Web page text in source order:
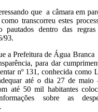
que a câmara em
transcorreu estes
pautados dentro das
93.
a Prefeitura de Água
para dar
nº 131, conhecida como
até o dia 27 de maio
até 50 mil habitantes
sobre as